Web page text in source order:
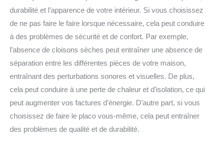
durabilité et l’apparence de votre intérieur. Si vous choisissez
de ne pas faire le faire lorsque nécessaire, cela peut conduire
à des problèmes de sécurité et de confort. Par exemple,
l’absence de cloisons sèches peut entraîner une absence de
séparation entre les différentes pièces de votre maison,
entraînant des perturbations sonores et visuelles. De plus,
cela peut conduire à une perte de chaleur et d’isolation, ce qui
peut augmenter vos factures d’énergie. D’autre part, si vous
choisissez de faire le placo vous-même, cela peut entraîner
des problèmes de qualité et de durabilité.